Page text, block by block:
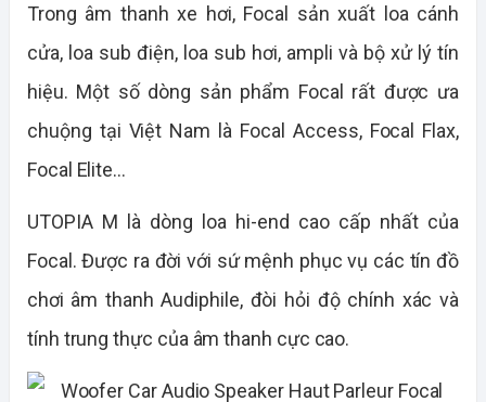
Trong âm thanh xe hơi, Focal sản xuất loa cánh
cửa, loa sub điện, loa sub hơi, ampli và bộ xử lý tín
hiệu. Một số dòng sản phẩm Focal rất được ưa
chuộng tại Việt Nam là Focal Access, Focal Flax,
Focal Elite…
UTOPIA M là dòng loa hi-end cao cấp nhất của
Focal. Được ra đời với sứ mệnh phục vụ các tín đồ
chơi âm thanh Audiphile, đòi hỏi độ chính xác và
tính trung thực của âm thanh cực cao.